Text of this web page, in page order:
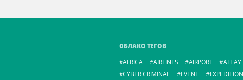
ОБЛАКО ТЕГОВ
AFRICA
AIRLINES AIRPORT ALTAY
CYBER CRIMINAL
EVENT EXPEDITION